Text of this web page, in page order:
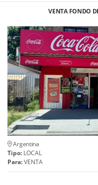
VENTA FONDO
Argentina
Tipo: LOCAL
Para:VENTA